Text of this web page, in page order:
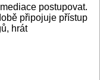
postupovat.
připojuje přístup
hrát